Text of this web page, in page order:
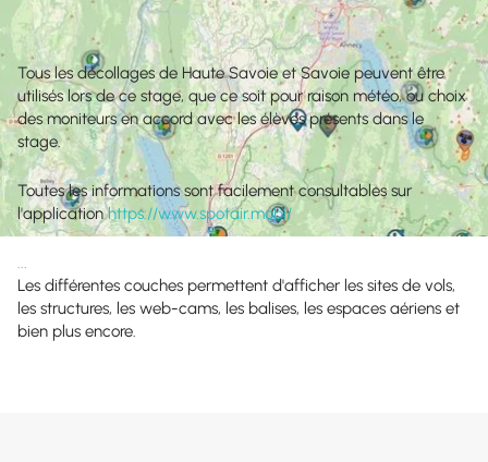
Tous les décollages de Haute Savoie et Savoie peuvent être
utilisés lors de ce stage, que ce soit pour raison météo, ou choix
des moniteurs en accord avec les élèves présents dans le
stage.
Toutes les informations sont facilement consultables sur
l'applicationhttps://www.spotair.mobi/
...
Les différentes couches permettent d'afficher les sites de vols,
les structures, les web-cams, les balises, les espaces aériens et
bien plus encore.